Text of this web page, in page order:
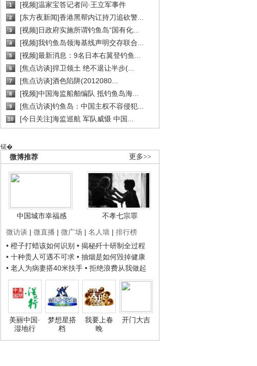
1 [视频]温家宝答记者问·王立军事件
2 [东方夜新闻]香港黑帮内讧持刀追砍警...
3 [视频]日政府实施所谓钓鱼岛“国有化...
4 [视频]我钓鱼岛领海基线声明交存联合...
5 [视频]最新消息：9名日本右翼登钓鱼...
6 [焦点访谈]捍卫领土 绝不退让半步(...
7 [焦点访谈]酒色陷阱(2012080...
8 [视频]中国海监船舶编队 抵钓鱼岛海...
9 [焦点访谈]钓鱼岛：中国主权不容侵犯...
10 [今日关注]海监巡航 军队威慑 中国...
锘�
更多>>
微博推荐
中国城市幸福感
不孝七宗罪
微访谈 | 微直播 | 微广场 | 名人墙 | 排行榜
• 橙子打蜡该如何识别 • 揭秘歼十研制全过程
• 十种贵人可遇不可求 • 抽烟是如何毁掉健康
• 老人为病妻搭40米扶手 • 拒绝浪费从我做起
美丽中国·
湿地行
梦想星搭
档
我要上春
晚
开门大吉